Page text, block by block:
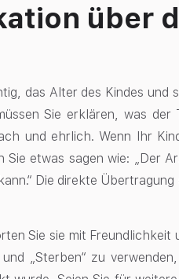
über
das Alter des Kindes und
Sie erklären, was der
und ehrlich. Wenn Ihr
etwas sagen wie: „Der
Die direkte
Sie sie mit Freundlichkeit
„Sterben“ zu